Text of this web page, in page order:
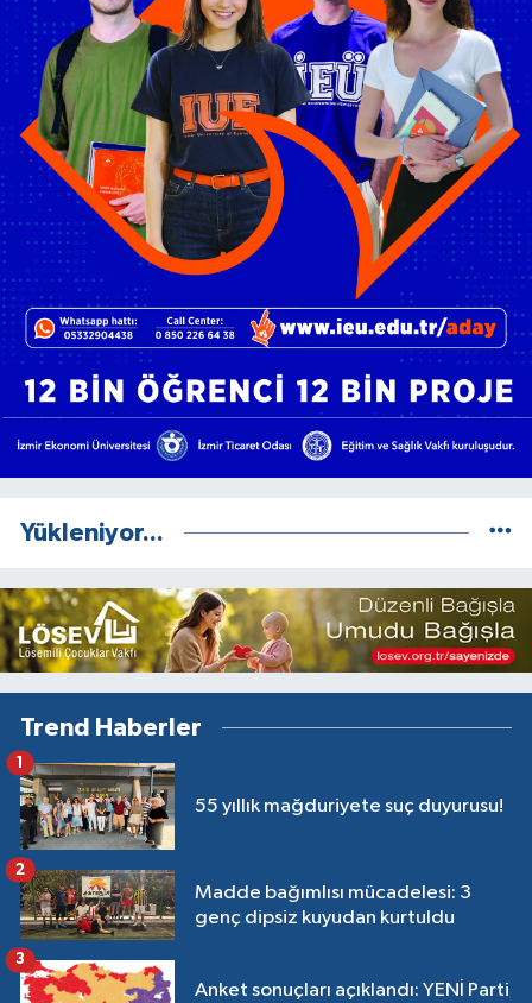
Yükleniyor...
Trend Haberler
55 yıllık mağduriyete suç duyurusu!
1
Madde bağımlısı mücadelesi: 3
genç dipsiz kuyudan kurtuldu
2
Anket sonuçları açıklandı: YENİ Parti
3